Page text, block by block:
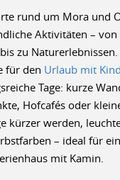
rund um Mora und
Aktivitäten – von
zu
für den Urlaub mit
Tage: kurze
Hofcafés oder
kürzer werden,
– ideal für
mit Kamin.